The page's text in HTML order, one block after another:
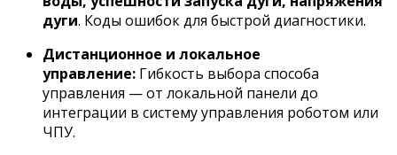
дуги. Коды ошибок для быстрой диагностики.
Дистанционное и локальное
управление: Гибкость выбора способа
управления — от локальной панели до
интеграции в систему управления роботом или
ЧПУ.